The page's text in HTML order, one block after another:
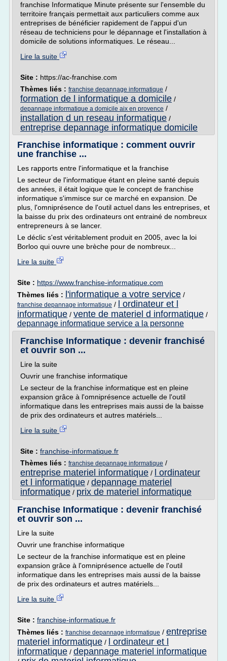
franchise Informatique Minute présente sur l'ensemble du
territoire français permettait aux particuliers comme aux
entreprises de bénéficier rapidement de l'appui d'un
réseau de techniciens pour le dépannage et l'installation à
domicile de solutions informatiques. Le réseau...
Lire la suite
Site : https://ac-franchise.com
Thèmes liés : franchise depannage informatique /
formation de l informatique a domicile /
depannage informatique a domicile aix en provence /
installation d un reseau informatique /
entreprise depannage informatique domicile
Franchise informatique : comment ouvrir
une franchise ...
Les rapports entre l'informatique et la franchise
Le secteur de l'informatique étant en pleine santé depuis
des années, il était logique que le concept de franchise
informatique s'immisce sur ce marché en expansion. De
plus, l'omniprésence de l'outil actuel dans les entreprises, et
la baisse du prix des ordinateurs ont entrainé de nombreux
entrepreneurs à se lancer.
Le déclic s'est véritablement produit en 2005, avec la loi
Borloo qui ouvre une brèche pour de nombreux...
Lire la suite
Site : https://www.franchise-informatique.com
Thèmes liés :
l'informatique a votre service /
franchise depannage informatique /
l ordinateur et l
informatique / vente de materiel d informatique /
depannage informatique service a la personne
Franchise Informatique : devenir franchisé
et ouvrir son ...
Lire la suite
Ouvrir une franchise informatique
Le secteur de la franchise informatique est en pleine
expansion grâce à l'omniprésence actuelle de l'outil
informatique dans les entreprises mais aussi de la baisse
de prix des ordinateurs et autres matériels...
Lire la suite
Site : franchise-informatique.fr
Thèmes liés : franchise depannage informatique /
entreprise materiel informatique /
l ordinateur
et l informatique / depannage materiel
informatique / prix de materiel informatique
Franchise Informatique : devenir franchisé
et ouvrir son ...
Lire la suite
Ouvrir une franchise informatique
Le secteur de la franchise informatique est en pleine
expansion grâce à l'omniprésence actuelle de l'outil
informatique dans les entreprises mais aussi de la baisse
de prix des ordinateurs et autres matériels...
Lire la suite
Site : franchise-informatique.fr
Thèmes liés : franchise depannage informatique / entreprise
materiel informatique /
l ordinateur et l
informatique / depannage materiel informatique